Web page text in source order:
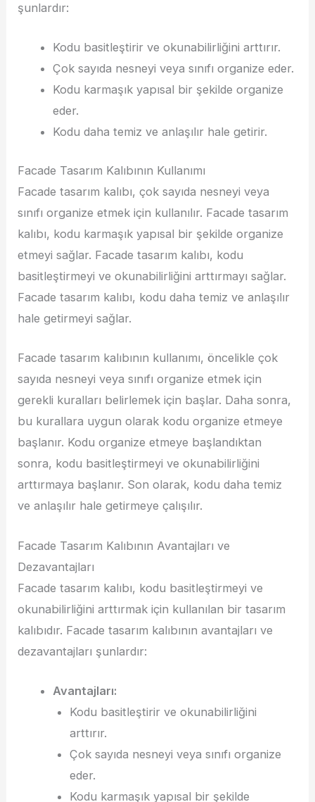
şunlardır:
Kodu basitleştirir ve okunabilirliğini arttırır.
Çok sayıda nesneyi veya sınıfı organize eder.
Kodu karmaşık yapısal bir şekilde organize
eder.
Kodu daha temiz ve anlaşılır hale getirir.
Facade Tasarım Kalıbının Kullanımı
Facade tasarım kalıbı, çok sayıda nesneyi veya
sınıfı organize etmek için kullanılır. Facade tasarım
kalıbı, kodu karmaşık yapısal bir şekilde organize
etmeyi sağlar. Facade tasarım kalıbı, kodu
basitleştirmeyi ve okunabilirliğini arttırmayı sağlar.
Facade tasarım kalıbı, kodu daha temiz ve anlaşılır
hale getirmeyi sağlar.
Facade tasarım kalıbının kullanımı, öncelikle çok
sayıda nesneyi veya sınıfı organize etmek için
gerekli kuralları belirlemek için başlar. Daha sonra,
bu kurallara uygun olarak kodu organize etmeye
başlanır. Kodu organize etmeye başlandıktan
sonra, kodu basitleştirmeyi ve okunabilirliğini
arttırmaya başlanır. Son olarak, kodu daha temiz
ve anlaşılır hale getirmeye çalışılır.
Facade Tasarım Kalıbının Avantajları ve
Dezavantajları
Facade tasarım kalıbı, kodu basitleştirmeyi ve
okunabilirliğini arttırmak için kullanılan bir tasarım
kalıbıdır. Facade tasarım kalıbının avantajları ve
dezavantajları şunlardır:
Avantajları:
Kodu basitleştirir ve okunabilirliğini
arttırır.
Çok sayıda nesneyi veya sınıfı organize
eder.
Kodu karmaşık yapısal bir şekilde